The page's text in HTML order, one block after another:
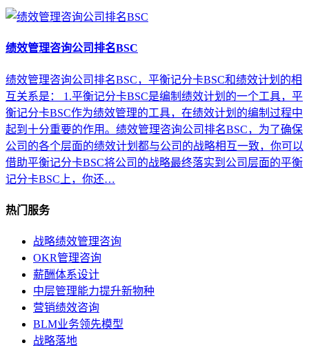
绩效管理咨询公司排名BSC
绩效管理咨询公司排名BSC，平衡记分卡BSC和绩效计划的相
互关系是： 1.平衡记分卡BSC是编制绩效计划的一个工具，平
衡记分卡BSC作为绩效管理的工具，在绩效计划的编制过程中
起到十分重要的作用。绩效管理咨询公司排名BSC，为了确保
公司的各个层面的绩效计划都与公司的战略相互一致，你可以
借助平衡记分卡BSC将公司的战略最终落实到公司层面的平衡
记分卡BSC上，你还…
热门服务
战略绩效管理咨询
OKR管理咨询
薪酬体系设计
中层管理能力提升新物种
营销绩效咨询
BLM业务领先模型
战略落地